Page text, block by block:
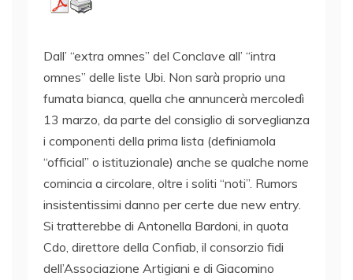
Dall’ “extra omnes” del Conclave all’ “intra
omnes” delle liste Ubi. Non sarà proprio una
fumata bianca, quella che annuncerà mercoledì
13 marzo, da parte del consiglio di sorveglianza
i componenti della prima lista (definiamola
“official” o istituzionale) anche se qualche nome
comincia a circolare, oltre i soliti “noti”. Rumors
insistentissimi danno per certe due new entry.
Si tratterebbe di Antonella Bardoni, in quota
Cdo, direttore della Confiab, il consorzio fidi
dell’Associazione Artigiani e di Giacomino